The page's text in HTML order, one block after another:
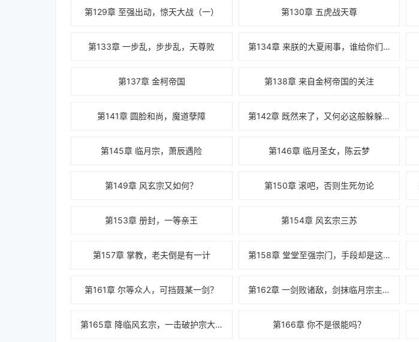
第129章 至强出动，惊天大战（一） 第130章 五虎战天尊
第133章 一步乱，步步乱，天尊败 第134章 来朕的大夏闹事，谁给你们的本事
第137章 金柯帝国 第138章 来自金柯帝国的关注
第141章 圆脸和尚，魔道孽障 第142章 既然来了，又何必这般躲躲藏藏？
第145章 临月宗，萧辰遇险 第146章 临月圣女，陈云梦
第149章 风玄宗又如何？ 第150章 滚吧，否则生死勿论
第153章 册封，一等亲王 第154章 风玄宗三苏
第157章 掌教，老夫倒是有一计 第158章 堂堂至强宗门，手段却是这般不堪！
第161章 尔等众人，可挡聂某一剑？ 第162章 一剑败诸敌，剑抹临月宗主殿
第165章 降临风玄宗，一击破护宗大阵 第166章 你不是很能吗？